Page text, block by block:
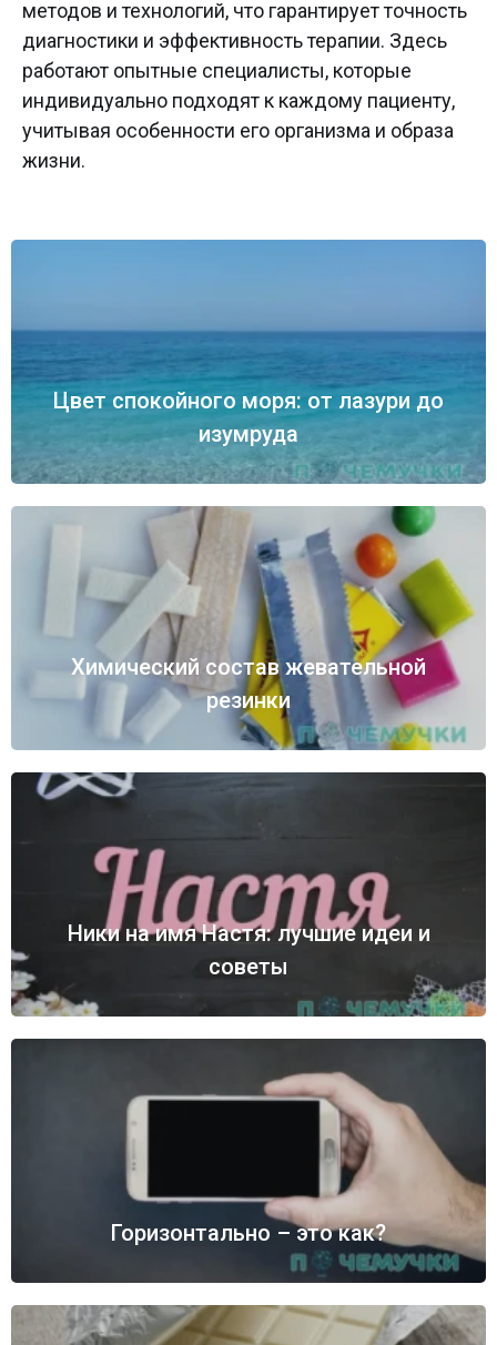
методов и технологий, что гарантирует точность
диагностики и эффективность терапии. Здесь
работают опытные специалисты, которые
индивидуально подходят к каждому пациенту,
учитывая особенности его организма и образа
жизни.
Цвет спокойного моря: от лазури до
изумруда
Химический состав жевательной
резинки
Ники на имя Настя: лучшие идеи и
советы
Горизонтально – это как?